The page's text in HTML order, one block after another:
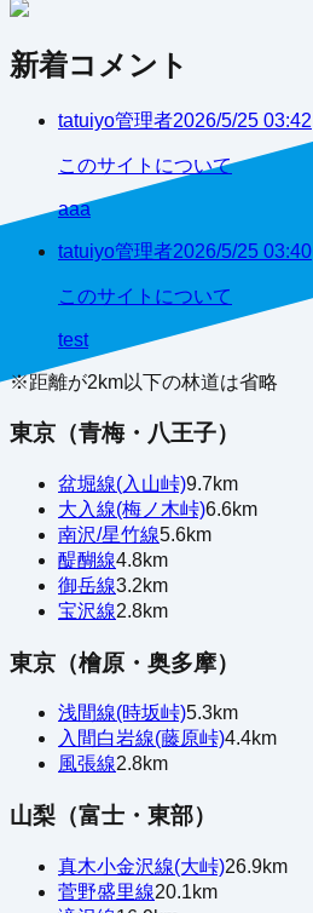
新着コメント
tatuiyo管理者2026/5/25 03:42
このサイトについて
aaa
tatuiyo管理者2026/5/25 03:40
このサイトについて
test
※距離が2km以下の林道は省略
東京（青梅・八王子）
盆堀線(入山峠)9.7km
大入線(梅ノ木峠)6.6km
南沢/星竹線5.6km
醍醐線4.8km
御岳線3.2km
宝沢線2.8km
東京（檜原・奥多摩）
浅間線(時坂峠)5.3km
入間白岩線(藤原峠)4.4km
風張線2.8km
山梨（富士・東部）
真木小金沢線(大峠)26.9km
菅野盛里線20.1km